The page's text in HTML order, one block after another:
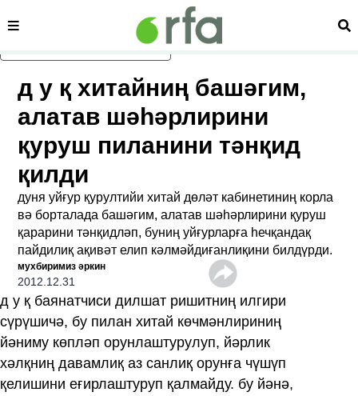
асаслиқ мәзмунға атлаң
сәһипә
д у қ хитайниң башәгим,
алатав шәһәрлирини
қуруш пиланини тәнқид
қилди
дуня уйғур қурултийи хитай дөләт кабинетиниң корла
вә борталада башәгим, алатав шәһәрлирини қуруш
қарарини тәнқидләп, буниң уйғурларға һечқандақ
пайдилиқ ақивәт елип кәлмәйдиғанлиқини билдүрди.
мухбиримиз әркин
2012.12.31
д у қ баянатчиси дилшат ришитниң илгири
сүрүшичә, бу пилан хитай көчмәнлириниң
йәниму көпләп орунлаштурулуп, йәрлик
хәлқниң давамлиқ аз санлиқ орунға чүшүп
қелишини еғирлаштуруп қалмайду. бу йәнә,